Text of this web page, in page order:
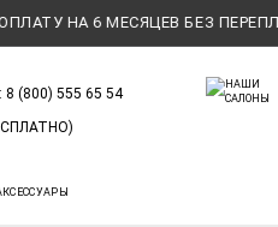
МЕСЯЦЕВ БЕЗ ПЕРЕПЛАТ.
8 (800) 555 65 54